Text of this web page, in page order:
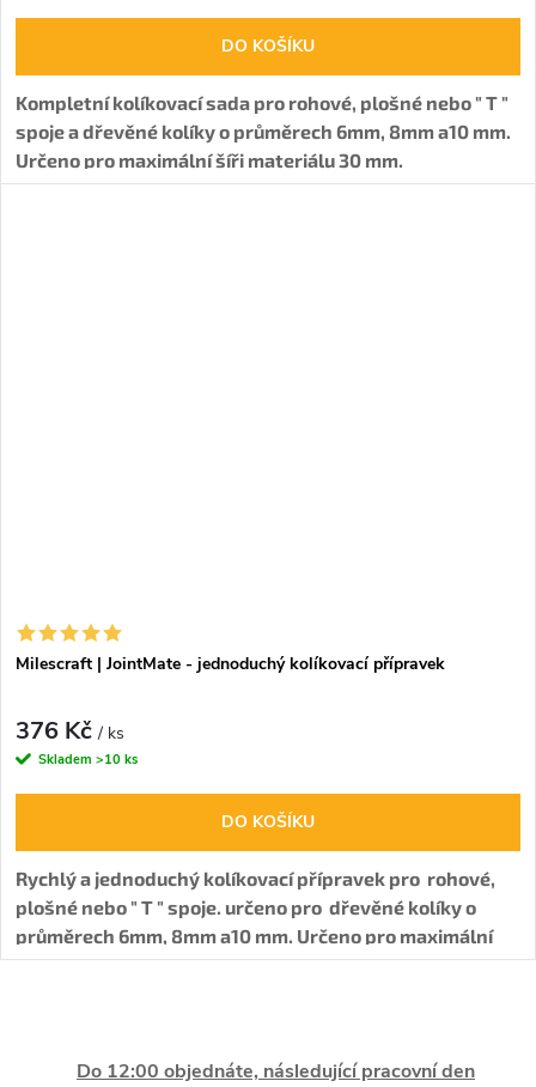
DO KOŠÍKU
Kompletní kolíkovací sada pro rohové, plošné nebo " T "
spoje a dřevěné kolíky o průměrech 6mm, 8mm a10 mm.
Určeno pro maximální šíři materiálu 30 mm.
Milescraft | JointMate - jednoduchý kolíkovací přípravek
376 Kč/ ks
Skladem >10 ks
DO KOŠÍKU
Rychlý a jednoduchý kolíkovací přípravek pro rohové,
plošné nebo " T " spoje. určeno pro dřevěné kolíky o
průměrech 6mm, 8mm a10 mm. Určeno pro maximální
šíři materiálu 30 mm.
Do 12:00 objednáte, následující pracovní den